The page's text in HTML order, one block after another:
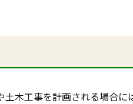
木工事を計画される場合に